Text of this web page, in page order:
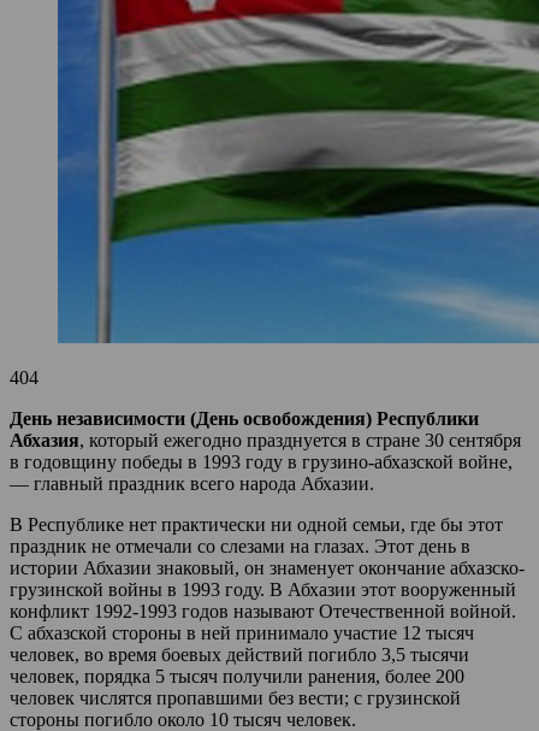
404
День независимости (День освобождения) Республики
Абхазия, который ежегодно празднуется в стране 30 сентября
в годовщину победы в 1993 году в грузино-абхазской войне,
— главный праздник всего народа Абхазии.
В Республике нет практически ни одной семьи, где бы этот
праздник не отмечали со слезами на глазах. Этот день в
истории Абхазии знаковый, он знаменует окончание абхазско-
грузинской войны в 1993 году. В Абхазии этот вооруженный
конфликт 1992-1993 годов называют Отечественной войной.
С абхазской стороны в ней принимало участие 12 тысяч
человек, во время боевых действий погибло 3,5 тысячи
человек, порядка 5 тысяч получили ранения, более 200
человек числятся пропавшими без вести; с грузинской
стороны погибло около 10 тысяч человек.